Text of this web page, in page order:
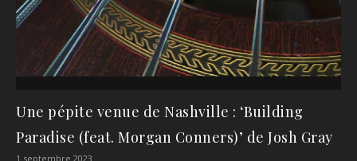
Une pépite venue de Nashville : ‘Building
Paradise (feat. Morgan Conners)’ de Josh Gray
1 septembre 2023